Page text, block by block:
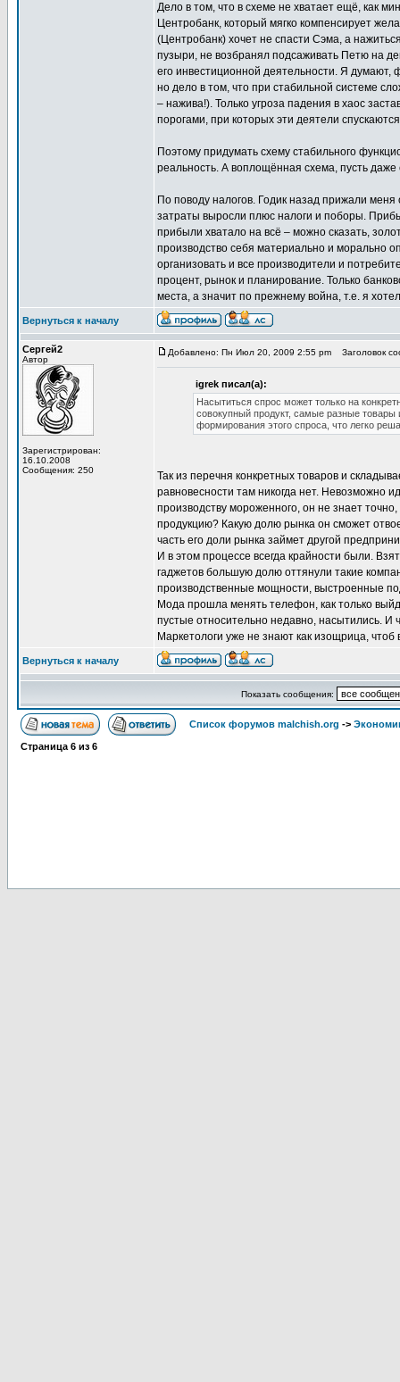
Дело в том, что в схеме не хватает ещё, как
Центробанк, который мягко компенсирует
(Центробанк) хочет не спасти Сэма, а
пузыри, не возбранял подсаживать Петю на
его инвестиционной деятельности. Я
но дело в том, что при стабильной системе
– нажива!). Только угроза падения в хаос
порогами, при которых эти деятели
Поэтому придумать схему стабильного
реальность. А воплощённая схема, пусть
По поводу налогов. Годик назад прижали
затраты выросли плюс налоги и поборы.
прибыли хватало на всё – можно сказать,
производство себя материально и морально
организовать и все производители и
процент, рынок и планирование. Только
места, а значит по прежнему война, т.е. я
Вернуться к началу
Сергей2
Автор
Зарегистрирован:
16.10.2008
Сообщения: 250
Добавлено: Пн Июл 20, 2009 2:55 pm Заголовок
igrek писал(а):
Насытиться спрос может только на
совокупный продукт, самые разные товары
формирования этого спроса, что легко
Так из перечня конкретных товаров и
равновесности там никогда нет. Невозможно
производству мороженного, он не знает
продукцию? Какую долю рынка он сможет
часть его доли рынка займет другой
И в этом процессе всегда крайности были.
гаджетов большую долю оттянули такие
производственные мощности, выстроенные
Мода прошла менять телефон, как только
пустые относительно недавно, насытились.
Маркетологи уже не знают как изощрица, чтоб
Вернуться к началу
Показать сообщения:
Список форумов malchish.org ->
Страница 6 из 6